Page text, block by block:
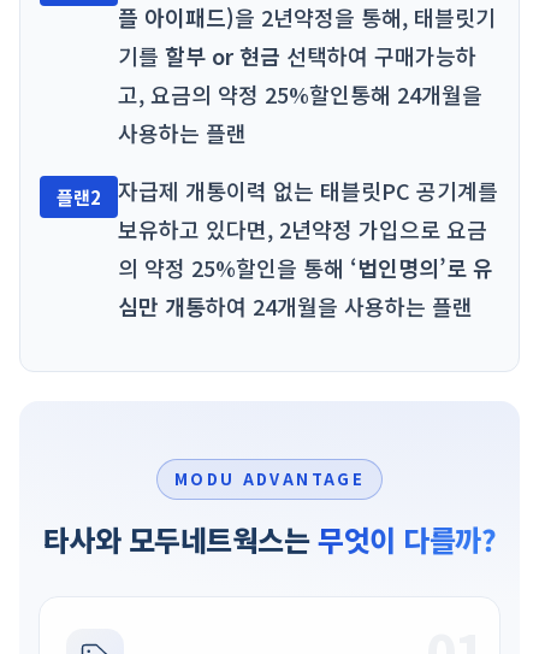
플 아이패드)을 2년약정을 통해, 태블릿기
기를 할부 or 현금 선택하여 구매가능하
고, 요금의 약정 25%할인통해 24개월을
사용하는 플랜
플랜2
자급제 개통이력 없는 태블릿PC 공기계를
보유하고 있다면, 2년약정 가입으로 요금
의 약정 25%할인을 통해 ‘법인명의’로 유
심만 개통하여 24개월을 사용하는 플랜
MODU ADVANTAGE
타사와 모두네트웍스는무엇이 다를까?